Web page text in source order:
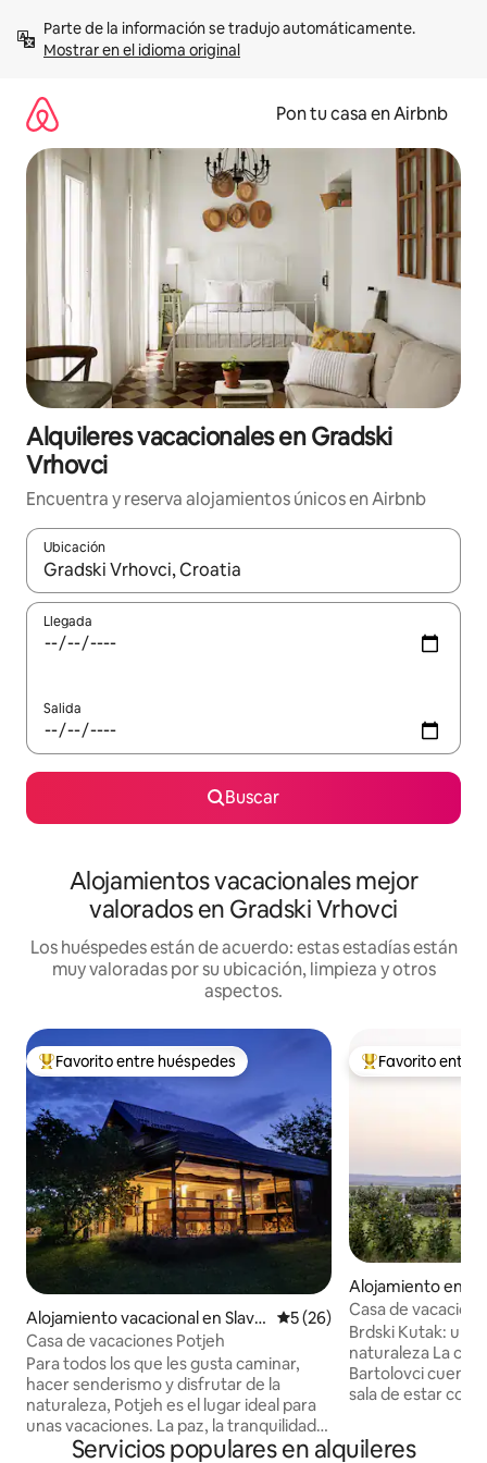
contenidoMostrar en el idioma original
Pon tu casa en Airbnb
Alquileres vacacionales en Gradski
Vrhovci
Encuentra y reserva alojamientos únicos en Airbnb
Ubicación
Cuando los resultados estén disponibles, navega con las
Llegada
Salida
Buscar
Alojamientos vacacionales mejor
valorados en Gradski Vrhovci
Los huéspedes están de acuerdo: estas estadías están
muy valoradas por su ubicación, limpieza y otros
aspectos.
Favorito entre huéspedes preferido
Favorito entre huéspedes
Alojamiento vacacional en Slavo
nski Brod
Calificación promedio: 5 de
5 (26)
Casa de vacaciones Potjeh
Para todos los que les gusta caminar,
hacer senderismo y disfrutar de la
naturaleza, Potjeh es el lugar ideal para
unas vacaciones. La paz, la tranquilidad,
la vegetación y el ambiente agradable
Favorito entre
Favorito entre
Alojamiento en
Casa de
montaña!
Brdski Kutak: un
naturaleza La casa de vacaciones en
Bartolovci cuenta
sala de estar con
equipada. Los huéspedes pueden
disfrutar de Wi-
Servicios populares en alquileres